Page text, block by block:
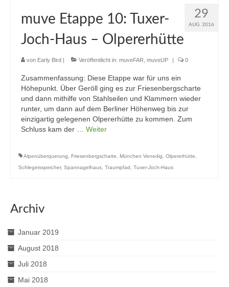
29
AUG. 2016
muve Etappe 10: Tuxer-
Joch-Haus – Olpererhütte
von Early Bird Veröffentlicht in: muveFAR muveUP 0
Zusammenfassung: Diese Etappe war für uns ein
Höhepunkt. Über Geröll ging es zur Friesenbergscharte
und dann mithilfe von Stahlseilen und Klammern wieder
runter, um dann auf dem Berliner Höhenweg bis zur
einzigartig gelegenen Olpererhütte zu kommen. Zum
Schluss kam der … Weiter
Alpenüberquerung, Friesenbergscharte, München Venedig, Olpererhütte,
Schlegeisspeicher, Spannagelhaus, Traumpfad, Tuxer-Joch-Haus
Archiv
Januar 2019
August 2018
Juli 2018
Mai 2018